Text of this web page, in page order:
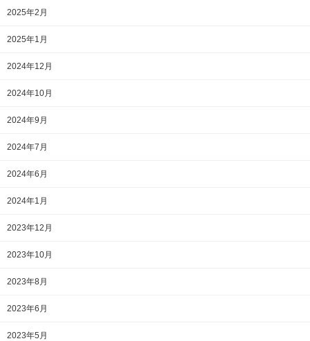
2025年2月
2025年1月
2024年12月
2024年10月
2024年9月
2024年7月
2024年6月
2024年1月
2023年12月
2023年10月
2023年8月
2023年6月
2023年5月